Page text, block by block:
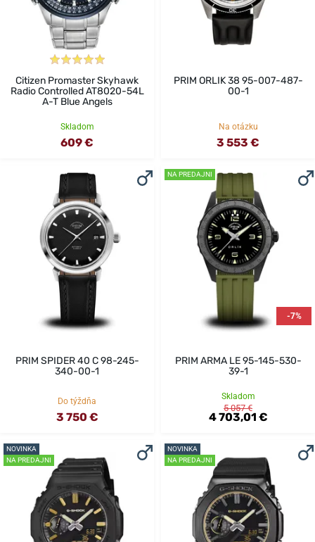
Citizen Promaster Skyhawk
Radio Controlled AT8020-54L
A-T Blue Angels
Skladom
609 €
PRIM ORLIK 38 95-007-487-
00-1
Na otázku
3 553 €
PRIM SPIDER 40 C 98-245-
340-00-1
Do týždňa
3 750 €
NA PREDAJNI
-7%
PRIM ARMA LE 95-145-530-
39-1
Skladom
5 057 €
4 703,01 €
NOVINKA
NA PREDAJNI
NOVINKA
NA PREDAJNI